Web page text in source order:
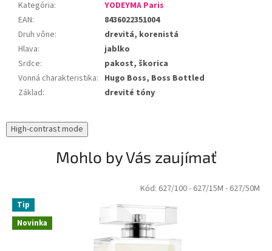
Kategória:
YODEYMA Paris
EAN:
8436022351004
Druh vône:
drevitá, korenistá
Hlava:
jablko
Srdce:
pakost, škorica
Vonná charakteristika: Hugo Boss, Boss Bottled
Základ: drevité tóny
High-contrast mode
Mohlo by Vás zaujímať
Novinka
Tip
Kód: 627/100- 627/15M - 627/50M